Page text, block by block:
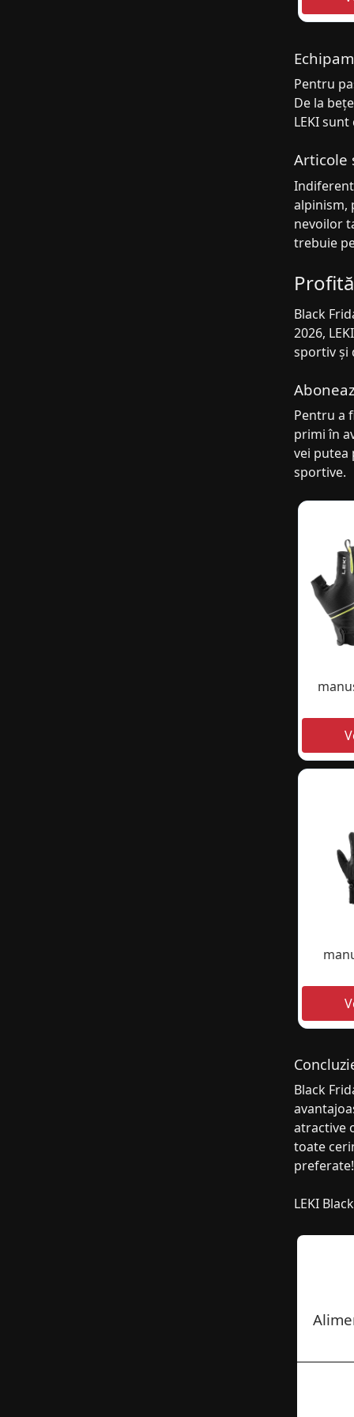
Pentru
De la
LEKI
Articole
alpinism,
nevoilor
trebuie
Black
2026,
sportiv și
Pentru a
primi în
vei putea
sportive.
Black
atractive
toate
preferate!
LEKI